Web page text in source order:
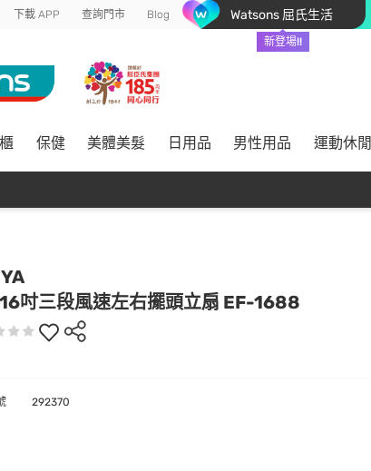
下載 APP 查詢門市 Blog Watsons 屈氏生活
新登場!!
保健 美體美髮 日用品 男性用品 運動休閒
吋三段風速左右擺頭立扇 EF-1688
292370